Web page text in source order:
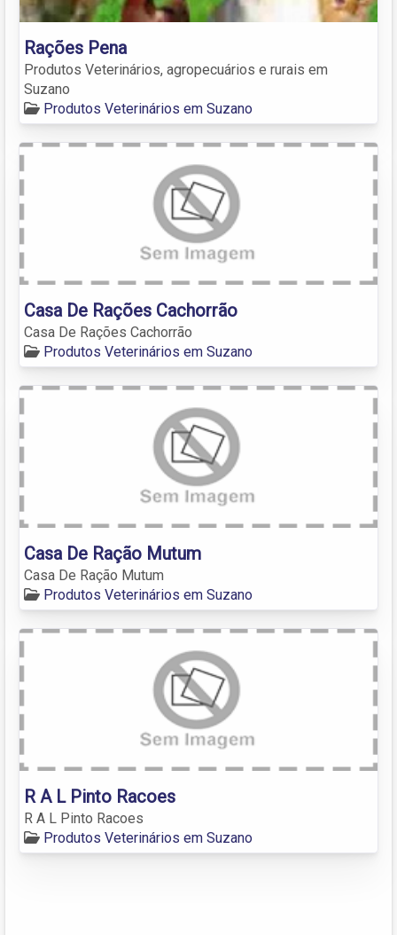
Rações Pena
Produtos Veterinários, agropecuários e rurais em
Suzano
Produtos Veterinários em Suzano
Casa De Rações Cachorrão
Casa De Rações Cachorrão
Produtos Veterinários em Suzano
Casa De Ração Mutum
Casa De Ração Mutum
Produtos Veterinários em Suzano
R A L Pinto Racoes
R A L Pinto Racoes
Produtos Veterinários em Suzano